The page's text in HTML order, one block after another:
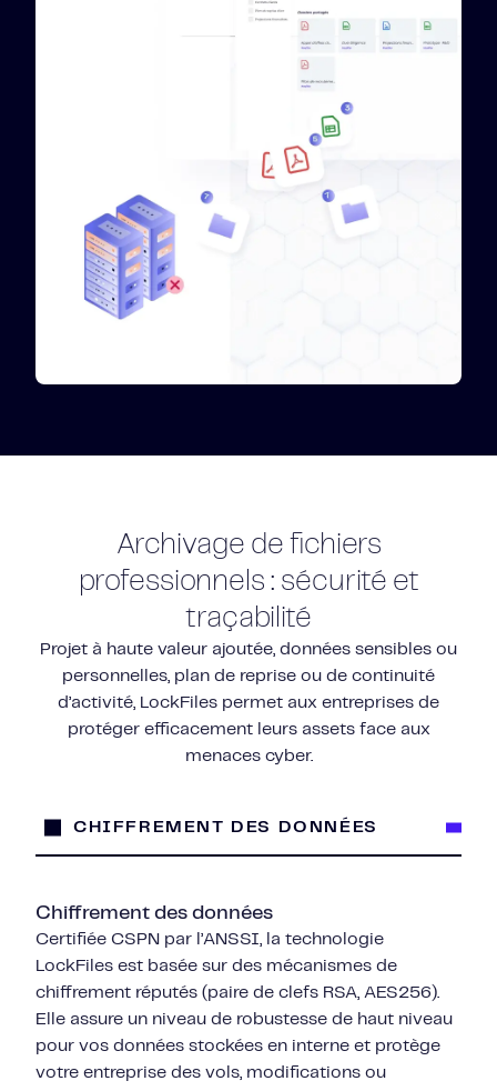
Archivage de fichiers
professionnels : sécurité et
traçabilité
Projet à haute valeur ajoutée, données sensibles ou
personnelles, plan de reprise ou de continuité
d’activité, LockFiles permet aux entreprises de
protéger efficacement leurs assets face aux
menaces cyber.
CHIFFREMENT DES DONNÉES
Chiffrement des données
Certifiée CSPN par l’ANSSI, la technologie
LockFiles est basée sur des mécanismes de
chiffrement réputés (paire de clefs RSA, AES256).
Elle assure un niveau de robustesse de haut niveau
pour vos données stockées en interne et protège
votre entreprise des vols, modifications ou